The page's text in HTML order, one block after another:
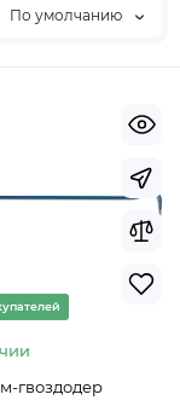
По умолчанию
гвоздодер